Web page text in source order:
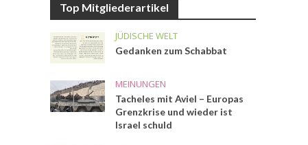
Top Mitgliederartikel
JÜDISCHE WELT
Gedanken zum Schabbat
MEINUNGEN
Tacheles mit Aviel – Europas
Grenzkrise und wieder ist
Israel schuld